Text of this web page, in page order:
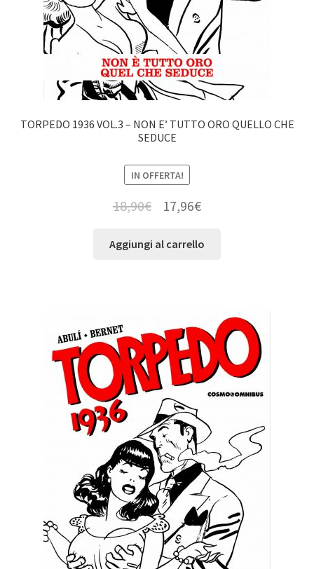
TORPEDO 1936 VOL.3 – NON E’ TUTTO ORO QUELLO CHE
SEDUCE
IN OFFERTA!
18,90€ 17,96€
Aggiungi al carrello